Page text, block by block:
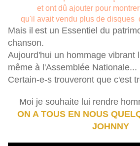
et ont dû ajouter pour
qu'il avait vendu plus de disques
Mais il est un Essentiel du
chanson.
Aujourd'hui un hommage vibrant
même à l'Assemblée Nationale...
Certain-e-s trouveront que c'est
Moi je souhaite lui rendre
ON A TOUS EN NOUS
JOHNNY